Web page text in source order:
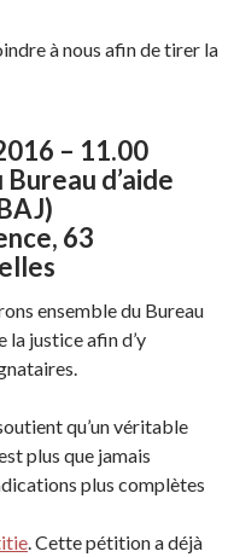
à nous afin de tirer la
– 11.00
Bureau d’aide
63
ensemble du Bureau
la justice afin d’y
qu’un véritable
plus que jamais
plus complètes
. Cette pétition a déjà